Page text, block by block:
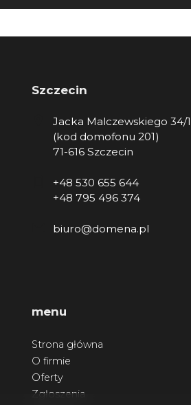
Szczecin
Jacka Malczewskiego 34/1
(kod domofonu 201)
71-616 Szczecin
+48 530 655 644
+48 795 496 374
biuro@domena.pl
menu
Strona główna
O firmie
Oferty
Zgłoszenia